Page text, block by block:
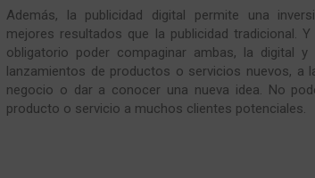
Además, la publicidad digital permite una
mejores resultados que la publicidad tradicional.
obligatorio poder compaginar ambas, la digital
lanzamientos de productos o servicios nuevos, a
negocio o dar a conocer una nueva idea. No
producto o servicio a muchos clientes potenciales.